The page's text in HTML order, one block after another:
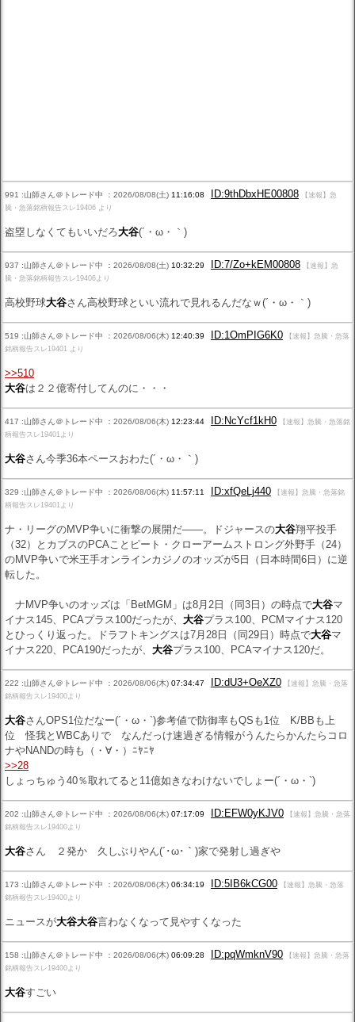
991 :山師さん＠トレード中 ：2026/08/08(土) 11:16:08 ID:9thDbxHE00808
【速報】急
騰・急落銘柄報告スレ19406 より
盗塁しなくてもいいだろ大谷(´・ω・｀)
937 :山師さん＠トレード中 ：2026/08/08(土) 10:32:29 ID:7/Zo+kEM00808
【速報】急
騰・急落銘柄報告スレ19406より
高校野球大谷さん高校野球といい流れで見れるんだなｗ(´・ω・｀)
519 :山師さん＠トレード中 ：2026/08/06(木) 12:40:39 ID:1OmPIG6K0
【速報】急騰・急落
銘柄報告スレ19401 より
>>510
大谷は２２億寄付してんのに・・・
417 :山師さん＠トレード中 ：2026/08/06(木) 12:23:44 ID:NcYcf1kH0
【速報】急騰・急落銘
柄報告スレ19401より
大谷さん今季36本ペースおわた(´・ω・｀)
329 :山師さん＠トレード中 ：2026/08/06(木) 11:57:11 ID:xfQeLj440
【速報】急騰・急落銘
柄報告スレ19401より
ナ・リーグのMVP争いに衝撃の展開だ――。ドジャースの大谷翔平投手
（32）とカブスのPCAことピート・クローアームストロング外野手（24）
のMVP争いで米王手オンラインカジノのオッズが5日（日本時間6日）に逆
転した。
ナMVP争いのオッズは「BetMGM」は8月2日（同3日）の時点で大谷マ
イナス145、PCAプラス100だったが、 大谷プラス100、PCMマイナス120
とひっくり返った。ドラフトキングスは7月28日（同29日）時点で大谷マ
イナス220、PCA190だったが、 大谷プラス100、PCAマイナス120だ。
222 :山師さん＠トレード中 ：2026/08/06(木) 07:34:47 ID:dU3+OeXZ0
【速報】急騰・急落
銘柄報告スレ19400より
大谷さんOPS1位だなー(´・ω・`)参考値で防御率もQSも1位 K/BBも上
位 怪我とWBCありで なんだっけ速過ぎる情報がうんたらかんたらコロ
ナやNANDの時も（・∀・）ﾆﾔﾆﾔ
>>28
しょっちゅう40％取れてると11億如きなわけないでしょー(´・ω・`)
202 :山師さん＠トレード中 ：2026/08/06(木) 07:17:09 ID:EFW0yKJV0
【速報】急騰・急落
銘柄報告スレ19400より
大谷さん ２発か 久しぶりやん(´･ω･｀)家で発射し過ぎや
173 :山師さん＠トレード中 ：2026/08/06(木) 06:34:19 ID:5IB6kCG00
【速報】急騰・急落
銘柄報告スレ19400より
ニュースが大谷大谷言わなくなって見やすくなった
158 :山師さん＠トレード中 ：2026/08/06(木) 06:09:28 ID:pqWmknV90
【速報】急騰・急落
銘柄報告スレ19400より
大谷すごい